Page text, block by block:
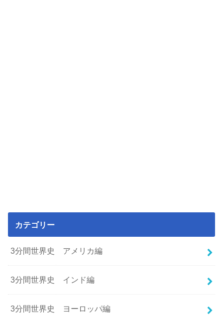
カテゴリー
3分間世界史 アメリカ編
3分間世界史 インド編
3分間世界史 ヨーロッパ編